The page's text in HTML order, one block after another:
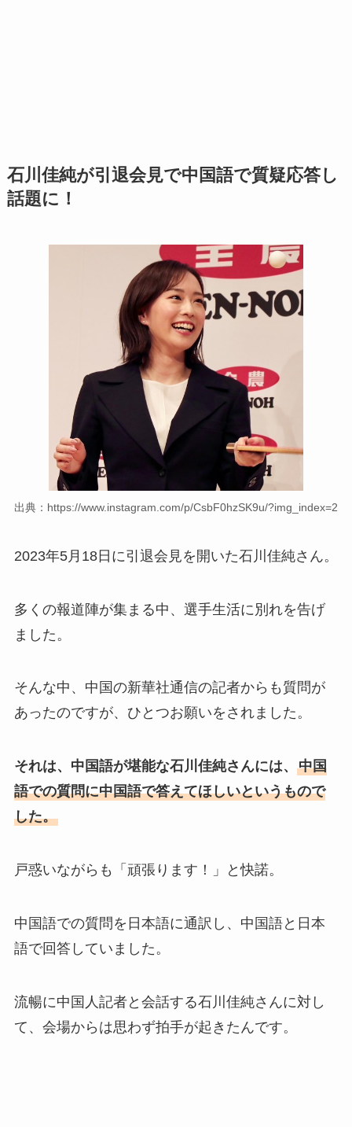
石川佳純が引退会見で中国語で質疑応答し
話題に！
出典：https://www.instagram.com/p/CsbF0hzSK9u/?img_index=2
2023年5月18日に引退会見を開いた石川佳純さん。
多くの報道陣が集まる中、選手生活に別れを告げ
ました。
そんな中、中国の新華社通信の記者からも質問が
あったのですが、ひとつお願いをされました。
それは、中国語が堪能な石川佳純さんには、 中国
語での質問に中国語で答えてほしいというもので
した。
戸惑いながらも「頑張ります！」と快諾。
中国語での質問を日本語に通訳し、中国語と日本
語で回答していました。
流暢に中国人記者と会話する石川佳純さんに対し
て、会場からは思わず拍手が起きたんです。